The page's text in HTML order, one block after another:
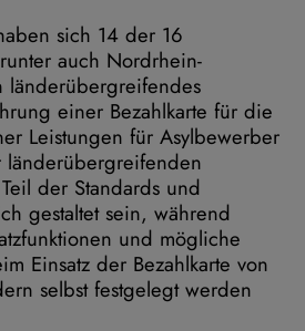
sich 14 der 16
auch Nordrhein-
einer Bezahlkarte für die
Leistungen für Asylbewerber
der Standards und
gestaltet sein, während
und mögliche
Einsatz der Bezahlkarte von
selbst festgelegt werden